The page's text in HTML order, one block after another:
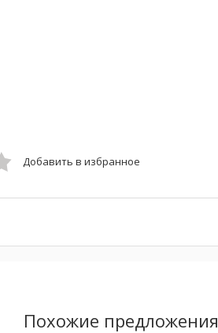
Добавить в избранное
Похожие предложения